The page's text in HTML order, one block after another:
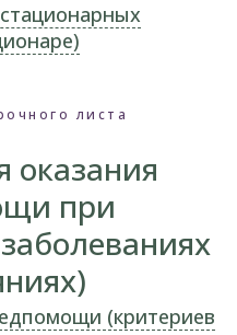
листа
оказания
при
(критериев